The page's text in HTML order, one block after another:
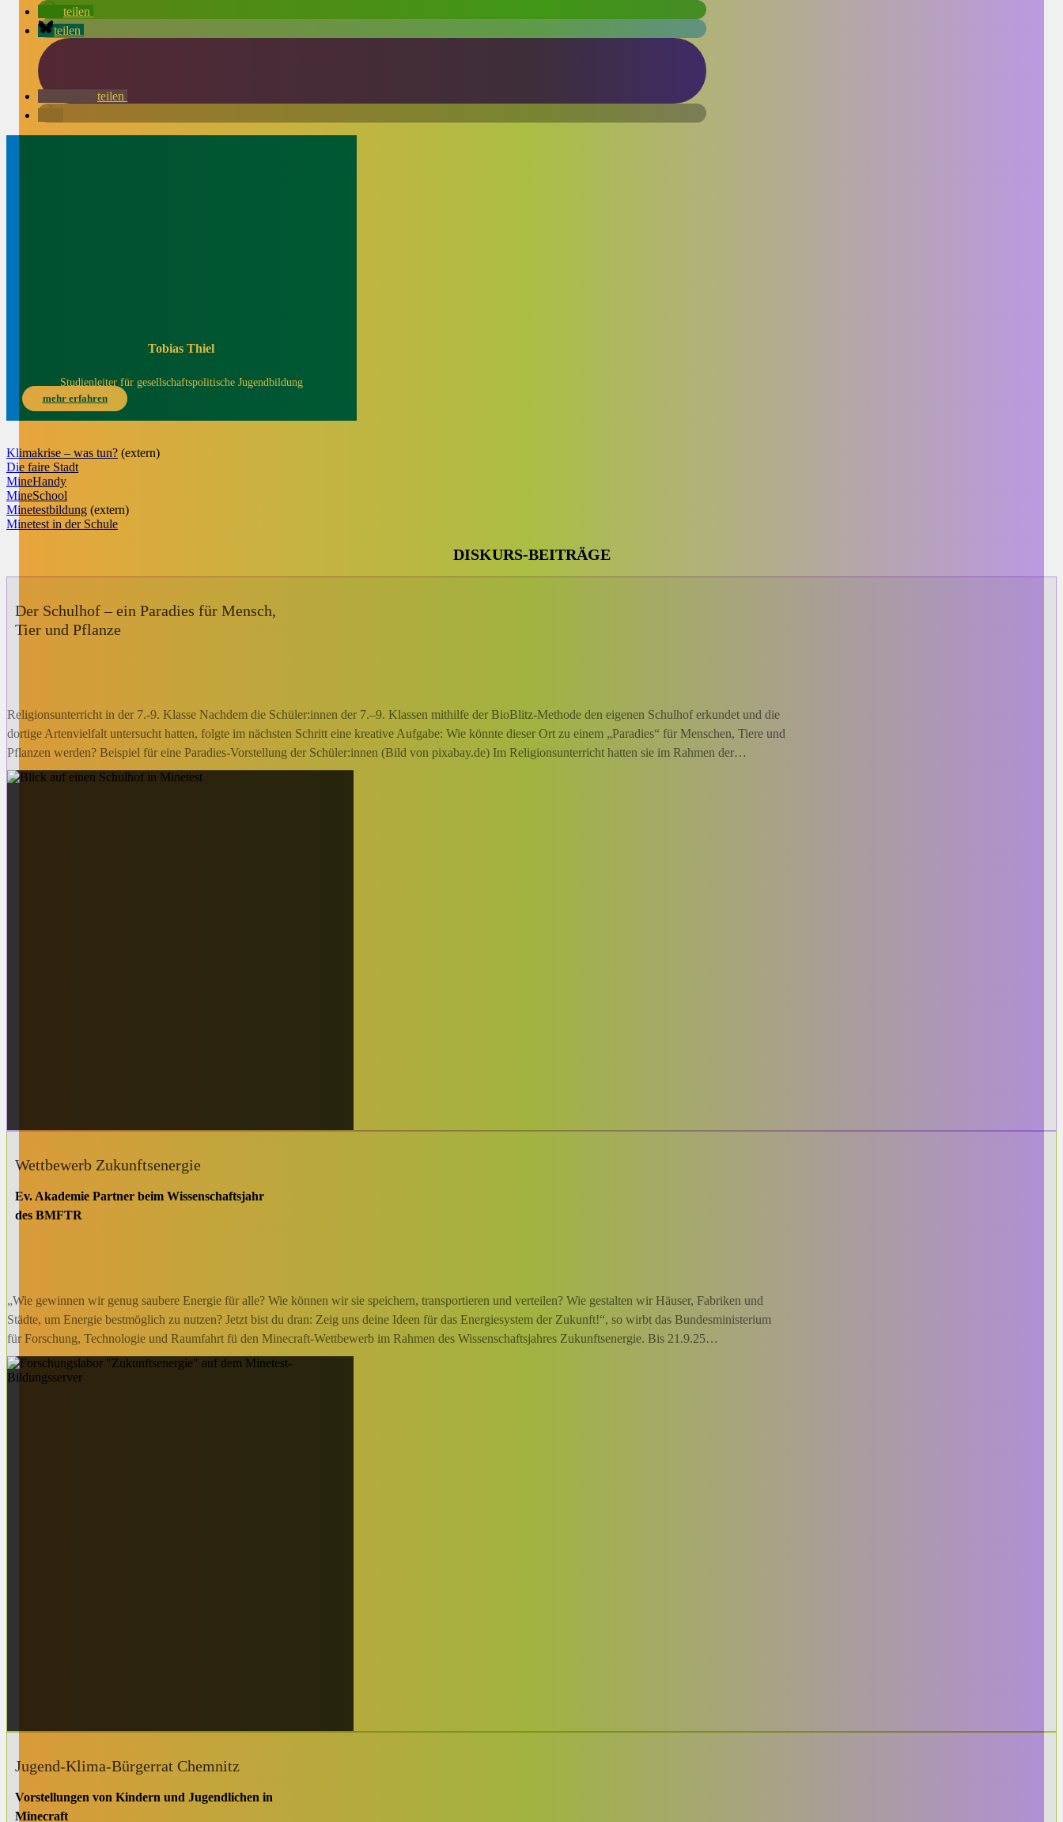
teilen
teilen
teilen
Tobias Thiel
Studienleiter für gesellschaftspolitische Jugendbildung
mehr erfahren
Klimakrise – was tun? (extern)
Die faire Stadt
MineHandy
MineSchool
Minetestbildung (extern)
Minetest in der Schule
DISKURS-BEITRÄGE
Der Schulhof – ein Paradies für Mensch,
Tier und Pflanze
Religionsunterricht in der 7.-9. Klasse Nachdem die Schüler:innen der 7.–9. Klassen mithilfe der BioBlitz-Methode den eigenen Schulhof erkundet und die
dortige Artenvielfalt untersucht hatten, folgte im nächsten Schritt eine kreative Aufgabe: Wie könnte dieser Ort zu einem „Paradies“ für Menschen, Tiere und
Pflanzen werden? Beispiel für eine Paradies-Vorstellung der Schüler:innen (Bild von pixabay.de) Im Religionsunterricht hatten sie im Rahmen der…
Wettbewerb Zukunftsenergie
Ev. Akademie Partner beim Wissenschaftsjahr
des BMFTR
„Wie gewinnen wir genug saubere Energie für alle? Wie können wir sie speichern, transportieren und verteilen? Wie gestalten wir Häuser, Fabriken und
Städte, um Energie bestmöglich zu nutzen? Jetzt bist du dran: Zeig uns deine Ideen für das Energiesystem der Zukunft!“, so wirbt das Bundesministerium
für Forschung, Technologie und Raumfahrt fü den Minecraft-Wettbewerb im Rahmen des Wissenschaftsjahres Zukunftsenergie. Bis 21.9.25…
Jugend-Klima-Bürgerrat Chemnitz
Vorstellungen von Kindern und Jugendlichen in
Minecraft